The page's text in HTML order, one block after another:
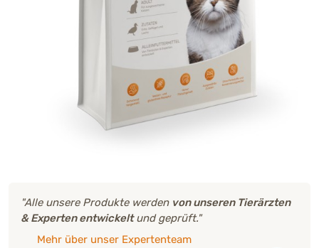
"Alle unsere Produkte werden von unseren Tierärzten
& Experten entwickeltund geprüft."
Mehr über unser Expertenteam